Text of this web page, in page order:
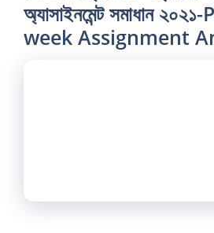
অ্যাসাইনমেন্ট সমাধান
week Assignment